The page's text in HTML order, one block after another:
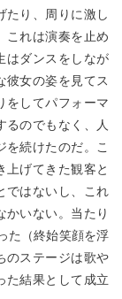
たり、周りに激し
これは演奏を止め
ダンスをしなが
彼女の姿を見てス
をしてパフォーマ
るのでもなく、人
続けたのだ。こ
げてきた観客と
ではないし、これ
いない。当たり
た（終始笑顔を浮
のステージは歌や
た結果として成立